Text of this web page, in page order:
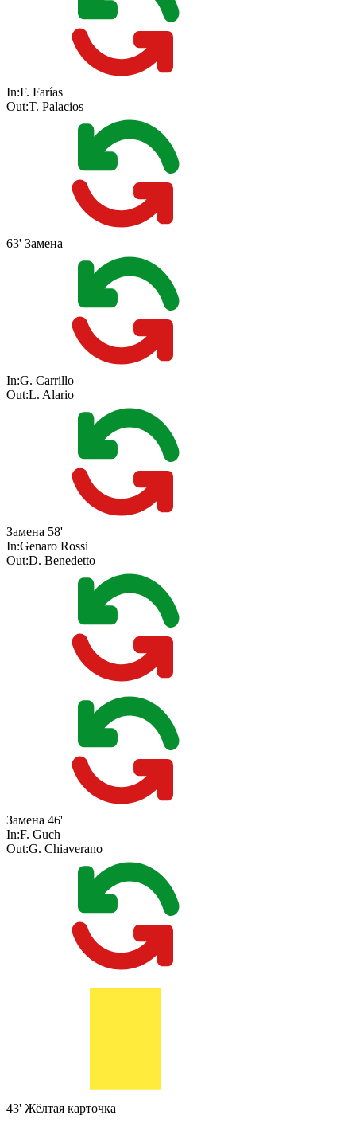
In:F. Farías
Out:T. Palacios
63' Замена
In:G. Carrillo
Out:L. Alario
Замена 58'
In:Genaro Rossi
Out:D. Benedetto
Замена 46'
In:F. Guch
Out:G. Chiaverano
43' Жёлтая карточка